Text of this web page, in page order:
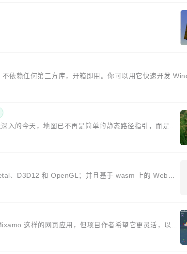
依赖任何第三方库，开箱即用。你可以用它快速开发
的今天，地图已不再是简单的静态路径指引，而是数
、D3D12 和 OpenGL；并且基于 wasm 上的 WebGL
这样的网页应用，但项目作者希望它更灵活，以便